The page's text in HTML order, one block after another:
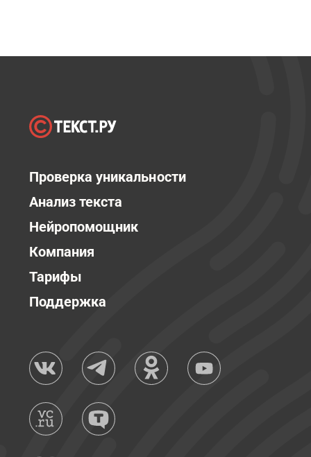
Проверка уникальности
Анализ текста
Нейропомощник
Компания
Тарифы
Поддержка